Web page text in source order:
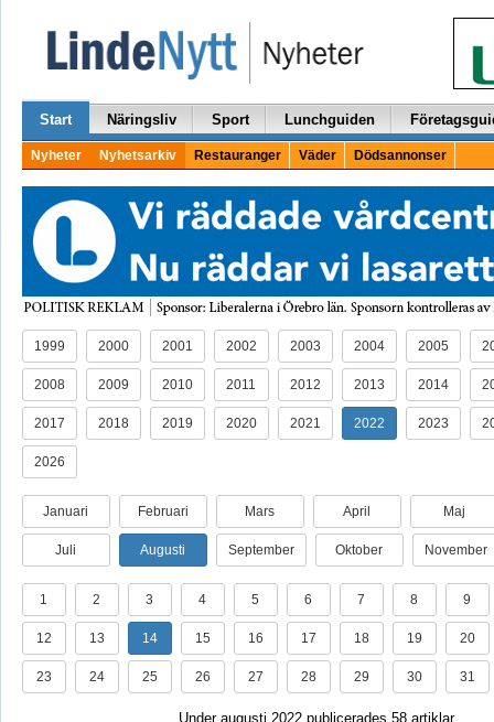
Start Näringsliv Sport Lunchguiden
Nyheter Nyhetsarkiv Restauranger Väder Dödsannonser
1999 2000 2001 2002 2003 2004 2005
2008 2009 2010 2011 2012 2013 2014
2017 2018 2019 2020 2021 2022 2023
2026
Januari Februari Mars April Maj
Juli Augusti September Oktober November
1 2 3 4 5 6 7 8 9
12 13 14 15 16 17 18 19 20
23 24 25 26 27 28 29 30 31
Under augusti 2022 publicerades 58 artiklar